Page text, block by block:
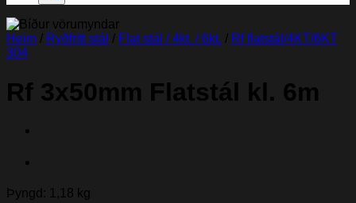
Heim / Ryðfrítt stál / Flat stál / 4kt. / 6kt. / Rf flatstál/4KT/6KT
304
Rf 3x50mm Flatstál kl. 6m
Þyngd: 1,18 kg